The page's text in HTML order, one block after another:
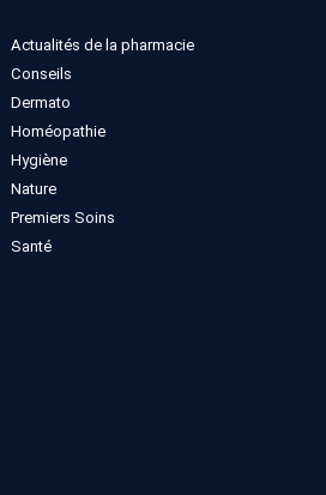
Actualités de la pharmacie
Conseils
Dermato
Homéopathie
Hygiène
Nature
Premiers Soins
Santé